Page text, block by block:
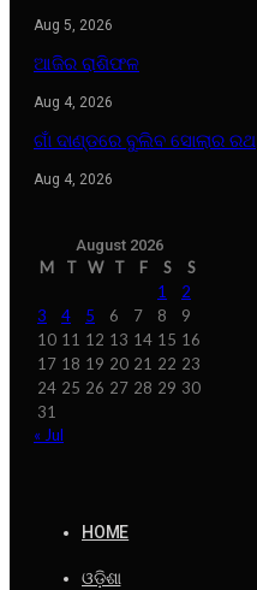
Aug 5, 2026
ଆଜିର ରାଶିଫଳ
Aug 4, 2026
ଗାଁ ଦାଣ୍ଡରେ ବୁଲିବ ସୋଲାର ରଥ
Aug 4, 2026
August 2026
M T W T F S
S
1
2
3
4 5 6 7 8
9
10 11 12 13 14 15 16
17 18 19 20 21 22 23
24 25 26 27 28 29 30
31
« Jul
HOME
ଓଡ଼ିଶା